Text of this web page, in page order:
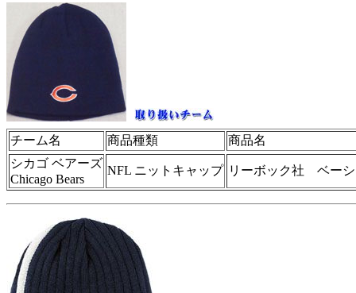
チーム名 商品種類
商品名
シカゴ ベアーズ
Chicago Bears
NFL ニットキャップ リーボック社 ベー